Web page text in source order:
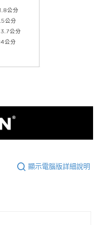
顯示電腦版詳細說明